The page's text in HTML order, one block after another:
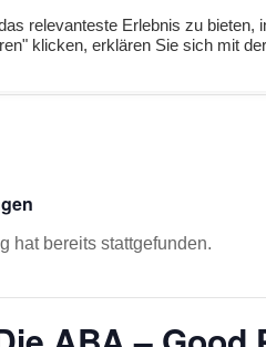
hat bereits stattgefunden.
relevanteste Erlebnis zu bieten,
klicken, erklären Sie sich mit